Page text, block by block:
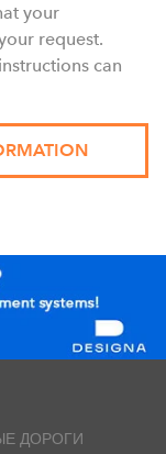
your
request.
can
ДОРОГИ